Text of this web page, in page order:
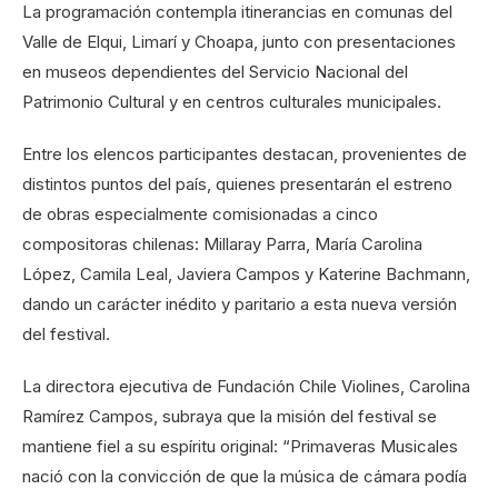
La programación contempla itinerancias en comunas del
Valle de Elqui, Limarí y Choapa, junto con presentaciones
en museos dependientes del Servicio Nacional del
Patrimonio Cultural y en centros culturales municipales.
Entre los elencos participantes destacan, provenientes de
distintos puntos del país, quienes presentarán el estreno
de obras especialmente comisionadas a cinco
compositoras chilenas: Millaray Parra, María Carolina
López, Camila Leal, Javiera Campos y Katerine Bachmann,
dando un carácter inédito y paritario a esta nueva versión
del festival.
La directora ejecutiva de Fundación Chile Violines, Carolina
Ramírez Campos, subraya que la misión del festival se
mantiene fiel a su espíritu original: “Primaveras Musicales
nació con la convicción de que la música de cámara podía